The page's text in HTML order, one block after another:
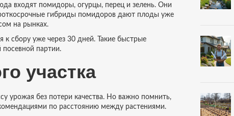
входят помидоры, огурцы, перец и зелень. Они
гибриды помидоров дают плоды уже
на рынках.
к сбору уже через 30 дней. Такие быстрые
партии.
участка
урожая без потери качества. Но важно помнить,
по расстоянию между растениями.